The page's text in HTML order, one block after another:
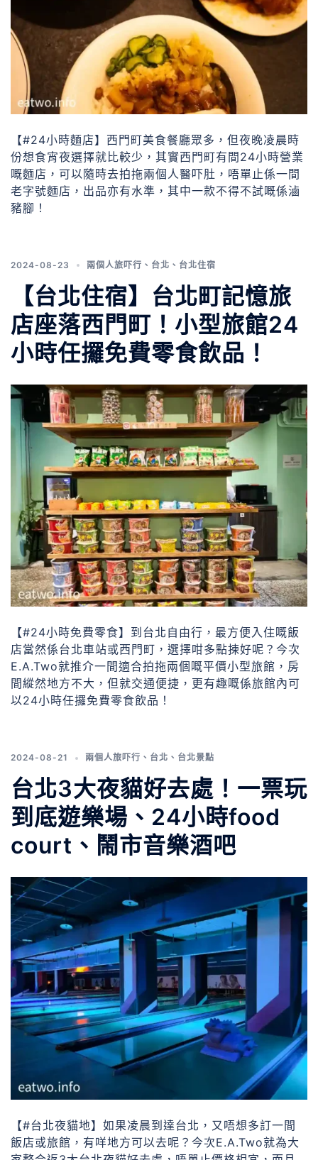
【#24小時麵店】西門町美食餐廳眾多，但夜晚凌晨時
份想食宵夜選擇就比較少，其實西門町有間24小時營業
嘅麵店，可以隨時去拍拖兩個人醫吓肚，唔單止係一間
老字號麵店，出品亦有水準，其中一款不得不試嘅係滷
豬腳！
2024-08-23 兩個人旅吓行 、 台北 、 台北住宿
【台北住宿】台北町記憶旅
店座落西門町！小型旅館24
小時任攞免費零食飲品！
【#24小時免費零食】到台北自由行，最方便入住嘅飯
店當然係台北車站或西門町，選擇咁多點揀好呢？今次
E.A.Two就推介一間適合拍拖兩個嘅平價小型旅館，房
間縱然地方不大，但就交通便捷，更有趣嘅係旅館內可
以24小時任攞免費零食飲品！
2024-08-21 兩個人旅吓行 、 台北 、 台北景點
台北3大夜貓好去處！一票玩
到底遊樂場、24小時food
court、鬧市音樂酒吧
【#台北夜貓地】如果凌晨到達台北，又唔想多訂一間
飯店或旅館，有咩地方可以去呢？今次E.A.Two就為大